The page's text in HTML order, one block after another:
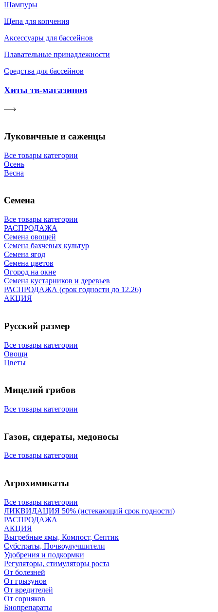
Шампуры
Щепа для копчения
Аксессуары для бассейнов
Плавательные принадлежности
Средства для бассейнов
Хиты тв-магазинов
Луковичные и саженцы
Все товары категории
Осень
Весна
Семена
Все товары категории
РАСПРОДАЖА
Семена овощей
Семена бахчевых культур
Семена ягод
Семена цветов
Огород на окне
Семена кустарников и деревьев
РАСПРОДАЖА (срок годности до 12.26)
АКЦИЯ
Русский размер
Все товары категории
Овощи
Цветы
Мицелий грибов
Все товары категории
Газон, сидераты, медоносы
Все товары категории
Агрохимикаты
Все товары категории
ЛИКВИДАЦИЯ 50% (истекающий срок годности)
РАСПРОДАЖА
АКЦИЯ
Выгребные ямы, Компост, Септик
Субстраты, Почвоулучшители
Удобрения и подкормки
Регуляторы, стимуляторы роста
От болезней
От грызунов
От вредителей
От сорняков
Биопрепараты